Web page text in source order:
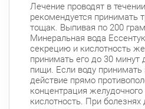
Лечение проводят в
рекомендуется принимать
тощак. Выпивая по 200
Минеральная вода
секрецию и кислотность
принимать его до 30 минут
пищи. Если воду
действие прямо
концентрация
кислотность. При